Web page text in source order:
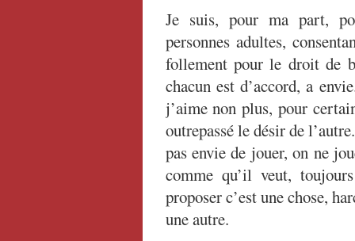
Je suis, pour ma part,
personnes adultes,
follement pour le droit de
chacun est d’accord, a
j’aime non plus, pour
outrepassé le désir de
pas envie de jouer, on ne
comme qu’il veut,
proposer c’est une chose,
une autre.